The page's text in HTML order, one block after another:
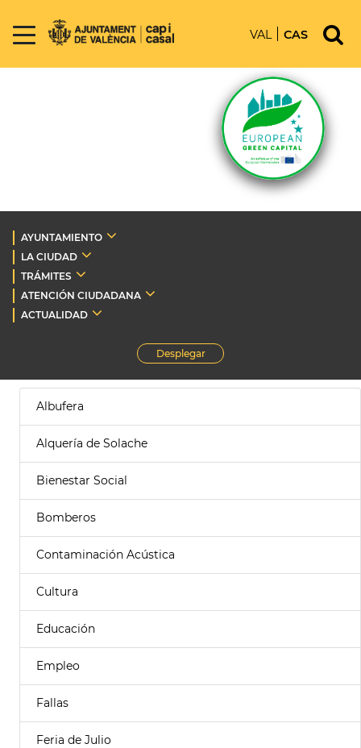
VAL CAS
AYUNTAMIENTO
LA CIUDAD
TRÁMITES
ATENCIÓN CIUDADANA
ACTUALIDAD
Desplegar
Albufera
Alquería de Solache
Bienestar Social
Bomberos
Contaminación Acústica
Cultura
Educación
Empleo
Fallas
Feria de Julio